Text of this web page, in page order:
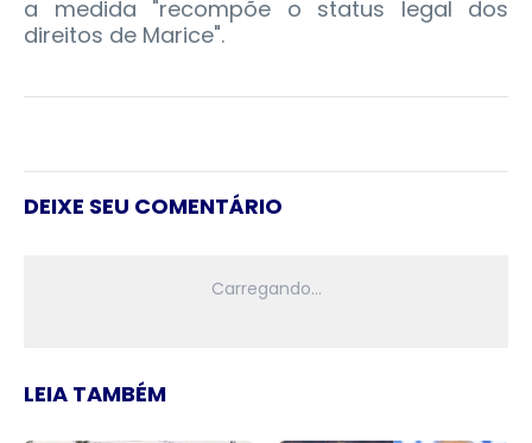
a medida "recompõe o status legal dos
direitos de Marice".
DEIXE SEU COMENTÁRIO
LEIA TAMBÉM